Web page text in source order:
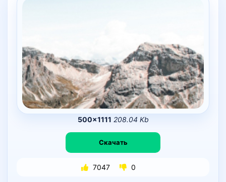
500×1111 208.04 Kb
Скачать
7047 0